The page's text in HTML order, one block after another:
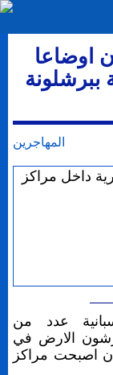
اوضاعا
المهاجرين
عدد من
الارض في
ان اصبحت مراكز